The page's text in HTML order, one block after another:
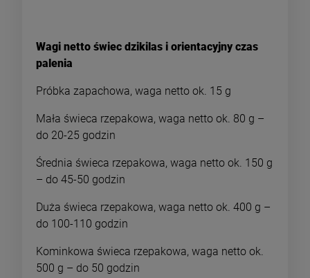
Wagi netto świec dzikilas i orientacyjny czas
palenia
Próbka zapachowa, waga netto ok. 15 g
Mała świeca rzepakowa, waga netto ok. 80 g –
do 20-25 godzin
Średnia świeca rzepakowa, waga netto ok. 150 g
– do 45-50 godzin
Duża świeca rzepakowa, waga netto ok. 400 g –
do 100-110 godzin
Kominkowa świeca rzepakowa, waga netto ok.
500 g – do 50 godzin